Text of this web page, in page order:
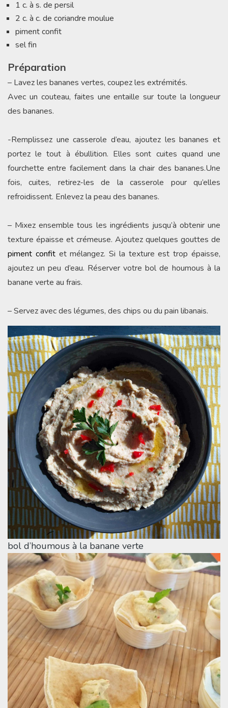
1 c. à s. de persil
2 c. à c. de coriandre moulue
piment confit
sel fin
Préparation
– Lavez les bananes vertes, coupez les extrémités.
Avec un couteau, faites une entaille sur toute la longueur
des bananes.
-Remplissez une casserole d’eau, ajoutez les bananes et
portez le tout à ébullition. Elles sont cuites quand une
fourchette entre facilement dans la chair des bananes.Une
fois, cuites, retirez-les de la casserole pour qu’elles
refroidissent. Enlevez la peau des bananes.
– Mixez ensemble tous les ingrédients jusqu’à obtenir une
texture épaisse et crémeuse. Ajoutez quelques gouttes de
piment confitet mélangez. Si la texture est trop épaisse,
ajoutez un peu d’eau. Réserver votre bol de houmous à la
banane verte au frais.
– Servez avec des légumes, des chips ou du pain libanais.
bol d’houmous à la banane verte